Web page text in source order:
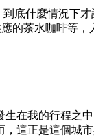
底什麼情況下
的茶水咖啡等，
在我的行程之
這正是這個城